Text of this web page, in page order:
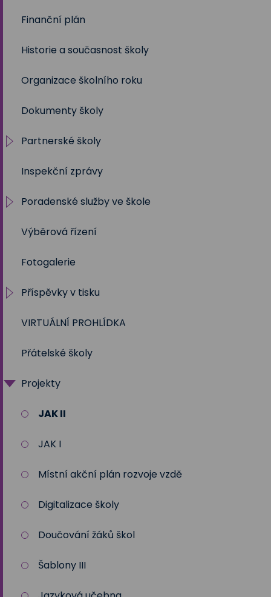
2022/2023
2021/2022
2020/2021
2019/2020
2018/2019
2017/2018
2016/2017
2015/2016
2014/2015
2013/2014
2012/2013
Volby 2023
Finanční plán
Historie a současnost školy
Organizace školního roku
Dokumenty školy
Partnerské školy
Projekty
Inspekční zprávy
Poradenské služby ve škole
Výchovný a kariérní poradce
Metodik prevence
Školní psycholog
Sociální pedagog
Speciální pedagog
Program poradenských služeb
Výběrová řízení
Fotogalerie
Příspěvky v tisku
Školní rok 2023 - 2024
Školní rok 2024 - 2025
Školní rok 2025-2026
VIRTUÁLNÍ PROHLÍDKA
Přátelské školy
Projekty
JAK II
JAK I
Místní akční plán rozvoje vzdě
Digitalizace školy
Doučování žáků škol
Šablony III